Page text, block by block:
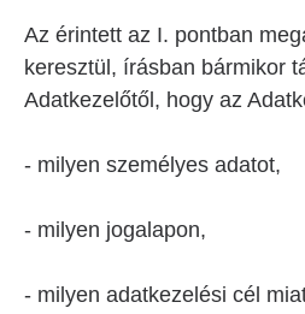
Az érintett az I. pontban
keresztül, írásban bármikor
Adatkezelőtől, hogy az
- milyen személyes adatot,
- milyen jogalapon,
- milyen adatkezelési cél